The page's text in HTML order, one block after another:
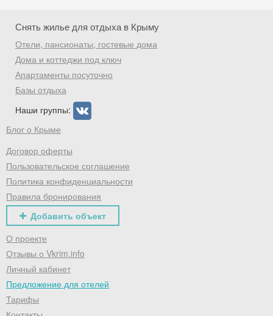
Снять жилье для отдыха в Крыму
Отели, пансионаты, гостевые дома
Дома и коттеджи под ключ
Апартаменты посуточно
Базы отдыха
Наши группы:
Блог о Крыме
Договор оферты
Пользовательское соглашение
Политика конфиденциальности
Правила бронирования
Добавить объект
О проекте
Отзывы о Vkrim.info
Личный кабинет
Предложение для отелей
Тарифы